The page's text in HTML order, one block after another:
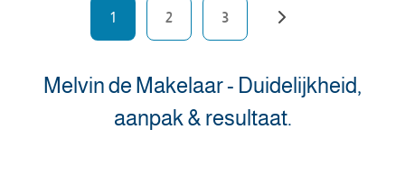
1 2 3
Melvin de Makelaar - Duidelijkheid,
aanpak & resultaat.